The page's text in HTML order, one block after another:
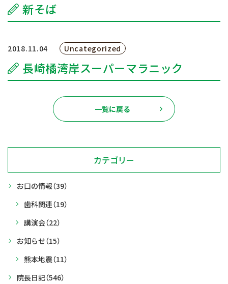
新そば
2018.11.04 Uncategorized
長崎橘湾岸スーパーマラニック
一覧に戻る
カテゴリー
お口の情報（39）
歯科関連（19）
講演会（22）
お知らせ（15）
熊本地震（11）
院長日記（546）